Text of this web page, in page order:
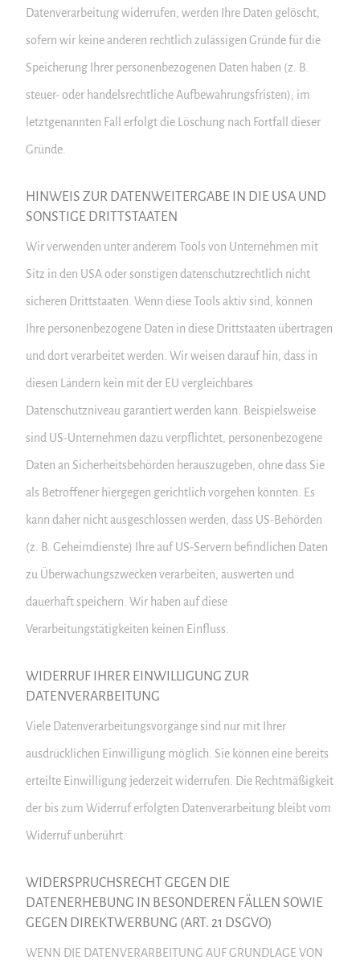
Datenverarbeitung widerrufen, werden Ihre Daten gelöscht,
sofern wir keine anderen rechtlich zulässigen Gründe für die
Speicherung Ihrer personenbezogenen Daten haben (z. B.
steuer- oder handelsrechtliche Aufbewahrungsfristen); im
letztgenannten Fall erfolgt die Löschung nach Fortfall dieser
Gründe.
HINWEIS ZUR DATENWEITERGABE IN DIE USA UND
SONSTIGE DRITTSTAATEN
Wir verwenden unter anderem Tools von Unternehmen mit
Sitz in den USA oder sonstigen datenschutzrechtlich nicht
sicheren Drittstaaten. Wenn diese Tools aktiv sind, können
Ihre personenbezogene Daten in diese Drittstaaten übertragen
und dort verarbeitet werden. Wir weisen darauf hin, dass in
diesen Ländern kein mit der EU vergleichbares
Datenschutzniveau garantiert werden kann. Beispielsweise
sind US-Unternehmen dazu verpflichtet, personenbezogene
Daten an Sicherheitsbehörden herauszugeben, ohne dass Sie
als Betroffener hiergegen gerichtlich vorgehen könnten. Es
kann daher nicht ausgeschlossen werden, dass US-Behörden
(z. B. Geheimdienste) Ihre auf US-Servern befindlichen Daten
zu Überwachungszwecken verarbeiten, auswerten und
dauerhaft speichern. Wir haben auf diese
Verarbeitungstätigkeiten keinen Einfluss.
WIDERRUF IHRER EINWILLIGUNG ZUR
DATENVERARBEITUNG
Viele Datenverarbeitungsvorgänge sind nur mit Ihrer
ausdrücklichen Einwilligung möglich. Sie können eine bereits
erteilte Einwilligung jederzeit widerrufen. Die Rechtmäßigkeit
der bis zum Widerruf erfolgten Datenverarbeitung bleibt vom
Widerruf unberührt.
WIDERSPRUCHSRECHT GEGEN DIE
DATENERHEBUNG IN BESONDEREN FÄLLEN SOWIE
GEGEN DIREKTWERBUNG (ART. 21 DSGVO)
WENN DIE DATENVERARBEITUNG AUF GRUNDLAGE VON